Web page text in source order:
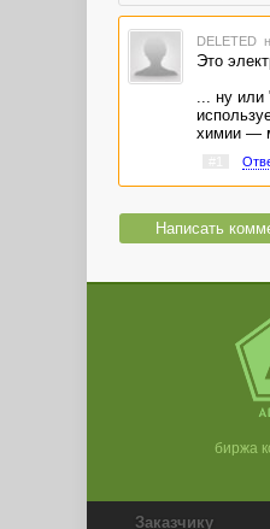
DELETED
Это
... ну или
химии —
Написать
биржа
Заказчику